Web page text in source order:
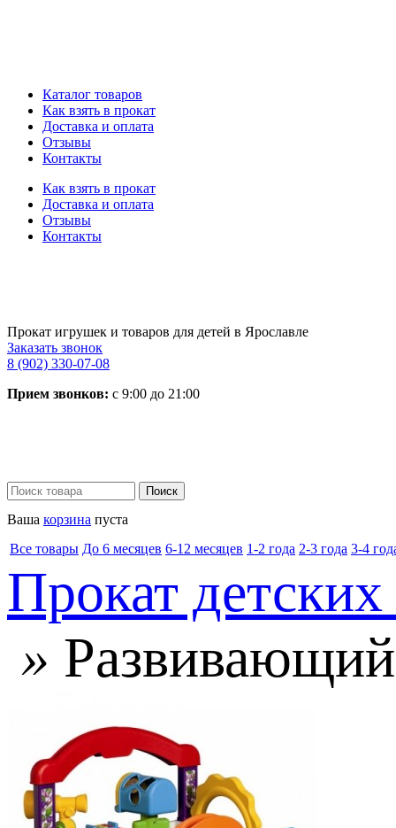
Каталог товаров
Как взять в прокат
Доставка и оплата
Отзывы
Контакты
Как взять в прокат
Доставка и оплата
Отзывы
Контакты
Прокат игрушек и товаров для детей в Ярославле
Заказать звонок
8 (902) 330-07-08
Прием звонков: с 9:00 до 21:00
Ваша корзина пуста
Все товары До 6 месяцев 6-12 месяцев 1-2 года 2-3 года 3-4
Прокат детских
»